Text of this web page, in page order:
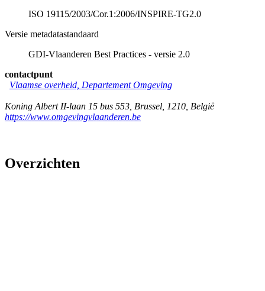
ISO 19115/2003/Cor.1:2006/INSPIRE-TG2.0
Versie metadatastandaard
GDI-Vlaanderen Best Practices - versie 2.0
contactpunt
Vlaamse overheid, Departement Omgeving
Koning Albert II-laan 15 bus 553 Brussel 1210 België
https://www.omgevingvlaanderen.be
Overzichten